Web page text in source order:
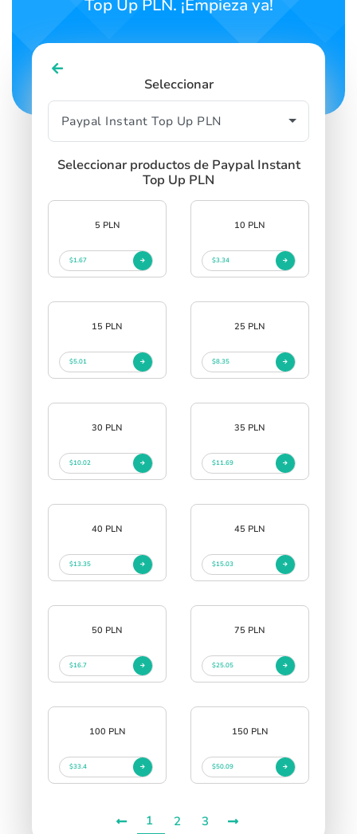
Top Up PLN. ¡Empieza ya!
Seleccionar
Seleccionar productos de Paypal Instant
Top Up PLN
5 PLN
$1.67
10 PLN
$3.34
15 PLN
$5.01
25 PLN
$8.35
30 PLN
$10.02
35 PLN
$11.69
40 PLN
$13.35
45 PLN
$15.03
50 PLN
$16.7
75 PLN
$25.05
100 PLN
$33.4
150 PLN
$50.09
1 2 3